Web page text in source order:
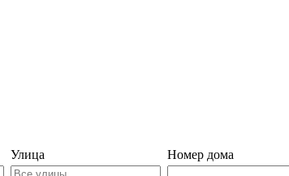
Улица Номер дома